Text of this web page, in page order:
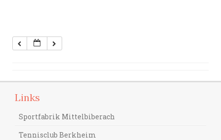
Links
Sportfabrik Mittelbiberach
Tennisclub Berkheim